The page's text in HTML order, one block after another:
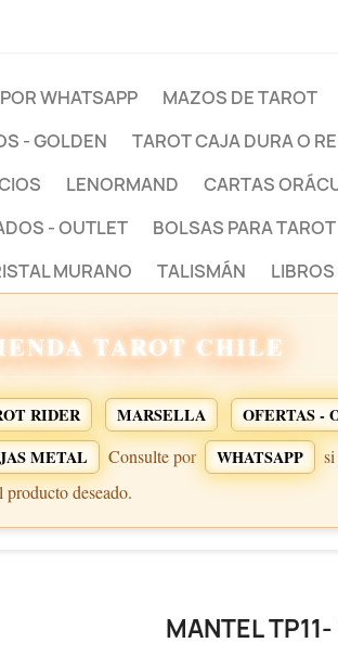
WHATSAPP MAZOS DE TAROT
- GOLDEN TAROT CAJA DURA O
LENORMAND
CARTAS
- OUTLET
BOLSAS PARA TAROT
MURANO TALISMÁN LIBROS
TAROT CHILE
RIDER MARSELLA OFERTAS -
METAL Consulte por WHATSAPP
producto deseado.
MANTEL